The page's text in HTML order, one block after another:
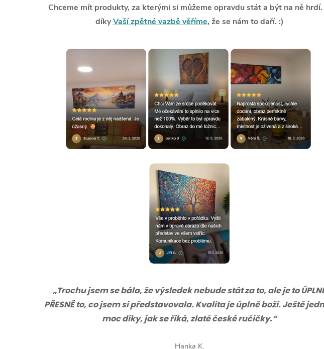
Chceme mít produkty, za kterými si můžeme opravdu stát a být na ně
díkyVaší zpětné vazbě věříme, že se nám to daří. :)
„Trochu jsem se bála, že výsledek nebude stát za to, ale je to
PŘESNĚ to, co jsem si představovala. Kvalita je úplně boží. Ještě
moc díky, jak se říká, zlaté české ručičky.“
Hanka K.